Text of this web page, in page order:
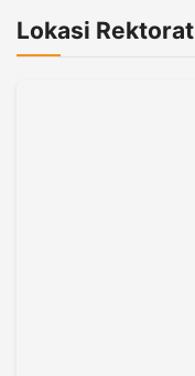
Lokasi Rektorat